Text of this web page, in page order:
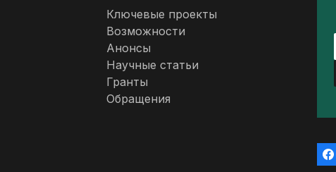
Ключевые проекты
Возможности
Анонсы
Научные статьи
Гранты
Обращения